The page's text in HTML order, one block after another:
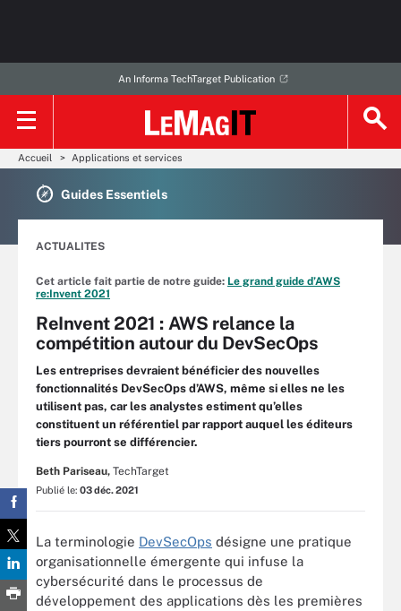
An Informa TechTarget Publication
Accueil Applications et services
Guides Essentiels
ACTUALITES
Cet article fait partie de notre guide: Le grand guide d’AWS
re:Invent 2021
ReInvent 2021 : AWS relance la
compétition autour du DevSecOps
Les entreprises devraient bénéficier des nouvelles
fonctionnalités DevSecOps d’AWS, même si elles ne les
utilisent pas, car les analystes estiment qu’elles
constituent un référentiel par rapport auquel les éditeurs
tiers pourront se différencier.
Beth Pariseau, TechTarget
Publié le: 03 déc. 2021
La terminologie DevSecOps désigne une pratique
organisationnelle émergente qui infuse la
cybersécurité dans le processus de
développement des applications dès les premières